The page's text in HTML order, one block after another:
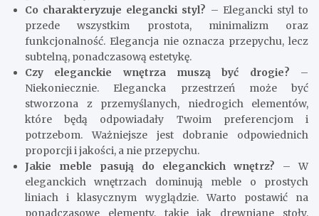
Co charakteryzuje elegancki styl? – Elegancki styl to
przede wszystkim prostota, minimalizm oraz
funkcjonalność. Elegancja nie oznacza przepychu, lecz
subtelną, ponadczasową estetykę.
Czy eleganckie wnętrza muszą być drogie? –
Niekoniecznie. Elegancka przestrzeń może być
stworzona z przemyślanych, niedrogich elementów,
które będą odpowiadały Twoim preferencjom i
potrzebom. Ważniejsze jest dobranie odpowiednich
proporcji i jakości, a nie przepychu.
Jakie meble pasują do eleganckich wnętrz? – W
eleganckich wnętrzach dominują meble o prostych
liniach i klasycznym wyglądzie. Warto postawić na